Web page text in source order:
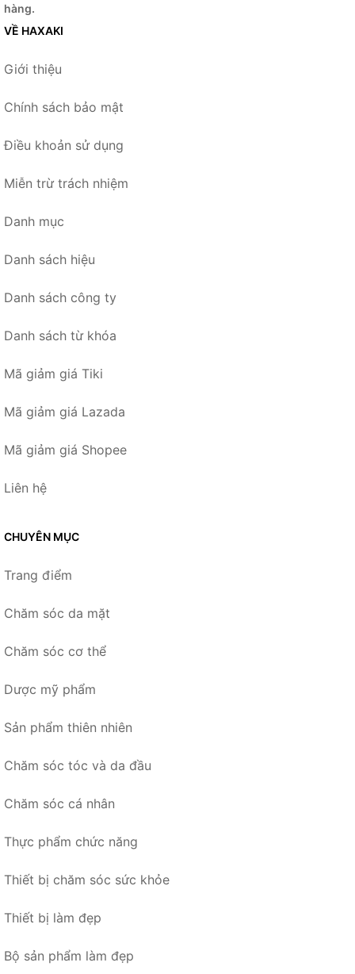
hàng.
VỀ HAXAKI
Giới thiệu
Chính sách bảo mật
Điều khoản sử dụng
Miễn trừ trách nhiệm
Danh mục
Danh sách hiệu
Danh sách công ty
Danh sách từ khóa
Mã giảm giá Tiki
Mã giảm giá Lazada
Mã giảm giá Shopee
Liên hệ
CHUYÊN MỤC
Trang điểm
Chăm sóc da mặt
Chăm sóc cơ thể
Dược mỹ phẩm
Sản phẩm thiên nhiên
Chăm sóc tóc và da đầu
Chăm sóc cá nhân
Thực phẩm chức năng
Thiết bị chăm sóc sức khỏe
Thiết bị làm đẹp
Bộ sản phẩm làm đẹp